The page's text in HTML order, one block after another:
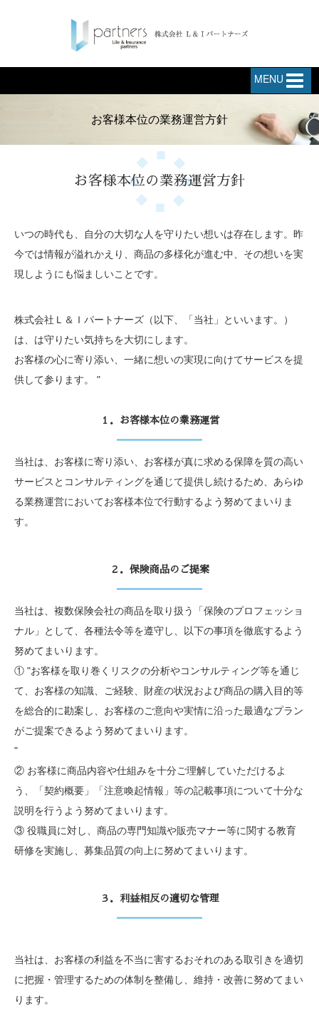
MENU
お客様本位の業務運営方針
お客様本位の業務運営方針
いつの時代も、自分の大切な人を守りたい想いは存在します。昨
今では情報が溢れかえり、商品の多様化が進む中、その想いを実
現しようにも悩ましいことです。
株式会社Ｌ＆Ｉパートナーズ（以下、「当社」といいます。）
は、は守りたい気持ちを大切にします。
お客様の心に寄り添い、一緒に想いの実現に向けてサービスを提
供して参ります。 "
１．お客様本位の業務運営
当社は、お客様に寄り添い、お客様が真に求める保障を質の高い
サービスとコンサルティングを通じて提供し続けるため、あらゆ
る業務運営においてお客様本位で行動するよう努めてまいりま
す。
２．保険商品のご提案
当社は、複数保険会社の商品を取り扱う「保険のプロフェッショ
ナル」として、各種法令等を遵守し、以下の事項を徹底するよう
努めてまいります。
① "お客様を取り巻くリスクの分析やコンサルティング等を通じ
て、お客様の知識、ご経験、財産の状況および商品の購入目的等
を総合的に勘案し、お客様のご意向や実情に沿った最適なプラン
がご提案できるよう努めてまいります。
"
② お客様に商品内容や仕組みを十分ご理解していただけるよ
う、「契約概要」「注意喚起情報」等の記載事項について十分な
説明を行うよう努めてまいります。
③ 役職員に対し、商品の専門知識や販売マナー等に関する教育
研修を実施し、募集品質の向上に努めてまいります。
３．利益相反の適切な管理
当社は、お客様の利益を不当に害するおそれのある取引きを適切
に把握・管理するための体制を整備し、維持・改善に努めてまい
ります。